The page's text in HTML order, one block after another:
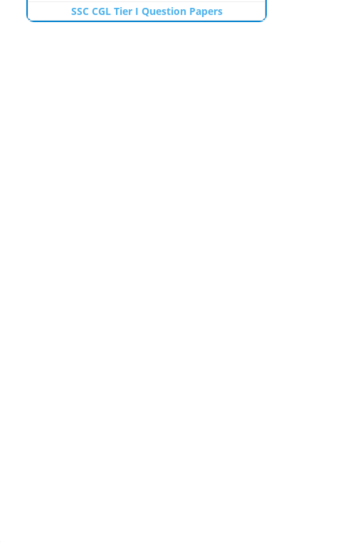
SSC CGL Tier I Question Papers